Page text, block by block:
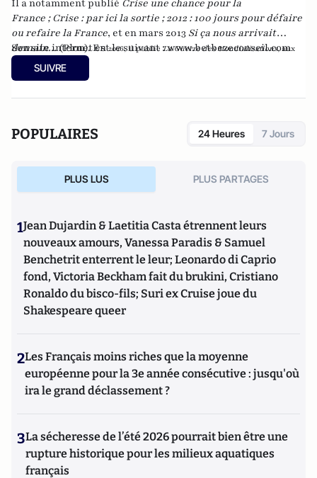
Il a notamment publié Crise une chance pour la
France ; Crise : par ici la sortie ; 2012 : 100 jours pour défaire
ou refaire la France, et en mars 2013 Si ça nous arrivait
demain...(Plon). En2016, il publie La Guerre des Mondialisations, aux
éditions Economica
et en 2017 "La France, ce malade imaginaire"
chez le même éditeur.
Son site internet est le suivant :www.betbezeconseil.com
SUIVRE
POPULAIRES 24 Heures 7 Jours
PLUS LUS PLUS PARTAGES
1Jean Dujardin & Laetitia Casta étrennent leurs
nouveaux amours, Vanessa Paradis & Samuel
Benchetrit enterrent le leur; Leonardo di Caprio
fond, Victoria Beckham fait du brukini, Cristiano
Ronaldo du bisco-fils; Suri ex Cruise joue du
Shakespeare queer
2Les Français moins riches que la moyenne
européenne pour la 3e année consécutive : jusqu'où
ira le grand déclassement ?
3La sécheresse de l’été 2026 pourrait bien être une
rupture historique pour les milieux aquatiques
français